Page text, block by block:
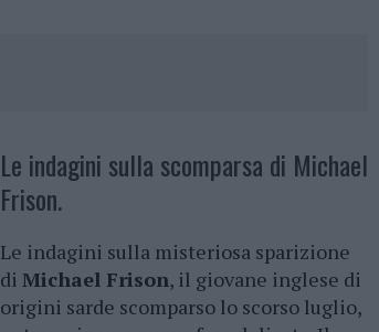
Le indagini sulla scomparsa di Michael
Frison.
Le indagini sulla misteriosa sparizione
di Michael Frison, il giovane inglese di
origini sarde scomparso lo scorso luglio,